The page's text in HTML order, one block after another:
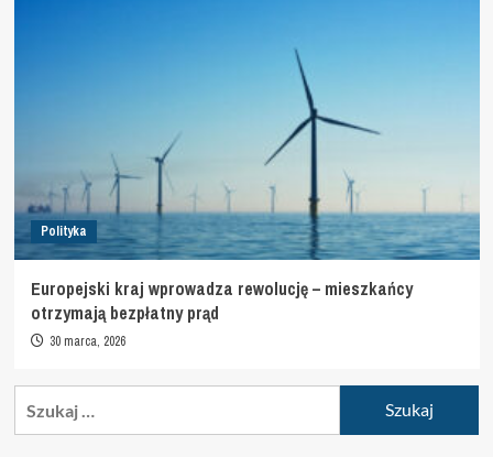
Polityka
Europejski kraj wprowadza rewolucję – mieszkańcy
otrzymają bezpłatny prąd
30 marca, 2026